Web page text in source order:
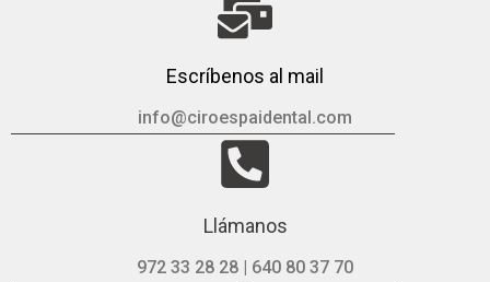
Escríbenos al mail
info@ciroespaidental.com
Llámanos
972 33 28 28 | 640 80 37 70